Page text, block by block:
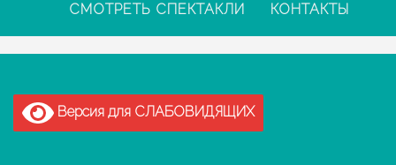
СМОТРЕТЬ СПЕКТАКЛИ
КОНТАКТЫ
Версия для СЛАБОВИДЯЩИХ